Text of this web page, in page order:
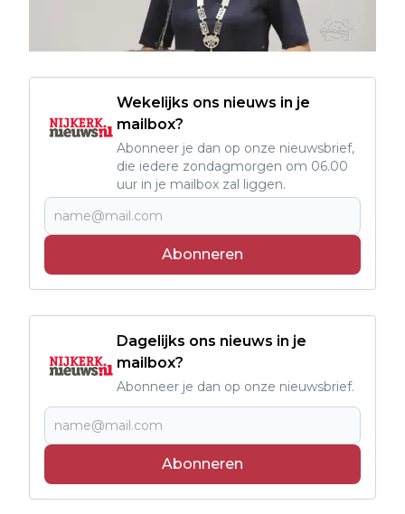
Wekelijks ons nieuws in je
mailbox?
Abonneer je dan op onze nieuwsbrief,
die iedere zondagmorgen om 06.00
uur in je mailbox zal liggen.
Abonneren
Dagelijks ons nieuws in je
mailbox?
Abonneer je dan op onze nieuwsbrief.
Abonneren